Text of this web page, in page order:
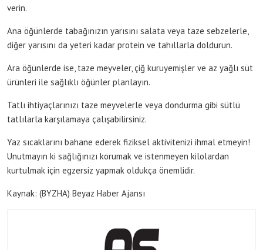
verin.
Ana öğünlerde tabağınızın yarısını salata veya taze sebzelerle,
diğer yarısını da yeteri kadar protein ve tahıllarla doldurun.
Ara öğünlerde ise, taze meyveler, çiğ kuruyemişler ve az yağlı süt
ürünleri ile sağlıklı öğünler planlayın.
Tatlı ihtiyaçlarınızı taze meyvelerle veya dondurma gibi sütlü
tatlılarla karşılamaya çalışabilirsiniz.
Yaz sıcaklarını bahane ederek fiziksel aktivitenizi ihmal etmeyin!
Unutmayın ki sağlığınızı korumak ve istenmeyen kilolardan
kurtulmak için egzersiz yapmak oldukça önemlidir.
Kaynak: (BYZHA) Beyaz Haber Ajansı